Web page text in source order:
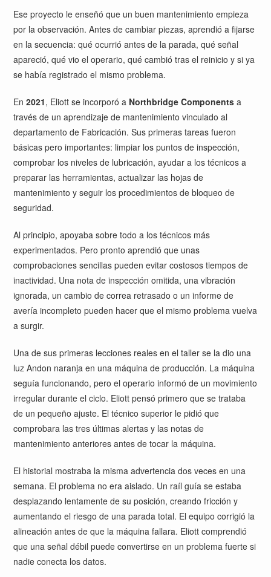
Ese proyecto le enseñó que un buen mantenimiento empieza
por la observación. Antes de cambiar piezas, aprendió a fijarse
en la secuencia: qué ocurrió antes de la parada, qué señal
apareció, qué vio el operario, qué cambió tras el reinicio y si ya
se había registrado el mismo problema.
En2021, Eliott se incorporó a Northbridge Components a
través de un aprendizaje de mantenimiento vinculado al
departamento de Fabricación. Sus primeras tareas fueron
básicas pero importantes: limpiar los puntos de inspección,
comprobar los niveles de lubricación, ayudar a los técnicos a
preparar las herramientas, actualizar las hojas de
mantenimiento y seguir los procedimientos de bloqueo de
seguridad.
Al principio, apoyaba sobre todo a los técnicos más
experimentados. Pero pronto aprendió que unas
comprobaciones sencillas pueden evitar costosos tiempos de
inactividad. Una nota de inspección omitida, una vibración
ignorada, un cambio de correa retrasado o un informe de
avería incompleto pueden hacer que el mismo problema vuelva
a surgir.
Una de sus primeras lecciones reales en el taller se la dio una
luz Andon naranja en una máquina de producción. La máquina
seguía funcionando, pero el operario informó de un movimiento
irregular durante el ciclo. Eliott pensó primero que se trataba
de un pequeño ajuste. El técnico superior le pidió que
comprobara las tres últimas alertas y las notas de
mantenimiento anteriores antes de tocar la máquina.
El historial mostraba la misma advertencia dos veces en una
semana. El problema no era aislado. Un raíl guía se estaba
desplazando lentamente de su posición, creando fricción y
aumentando el riesgo de una parada total. El equipo corrigió la
alineación antes de que la máquina fallara. Eliott comprendió
que una señal débil puede convertirse en un problema fuerte si
nadie conecta los datos.